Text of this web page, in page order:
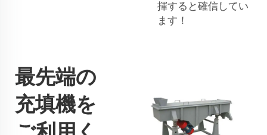
揮すると確信してい
ます！
最先端の
充填機を